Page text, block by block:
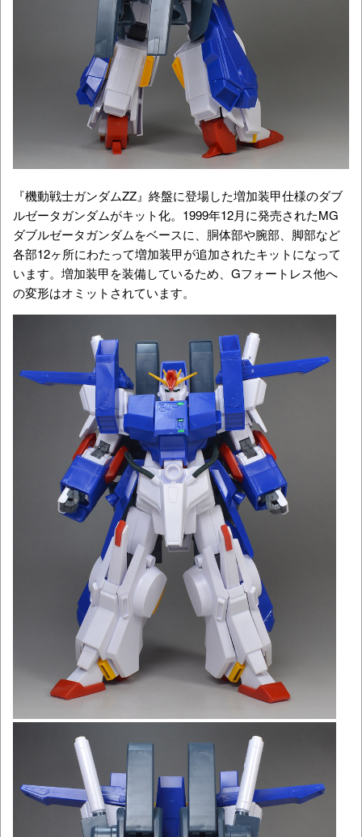
『機動戦士ガンダムΖΖ』終盤に登場した増加装甲仕様のダブ
ルゼータガンダムがキット化。1999年12月に発売されたMG
ダブルゼータガンダムをベースに、胴体部や腕部、脚部など
各部12ヶ所にわたって増加装甲が追加されたキットになって
います。増加装甲を装備しているため、Gフォートレス他へ
の変形はオミットされています。